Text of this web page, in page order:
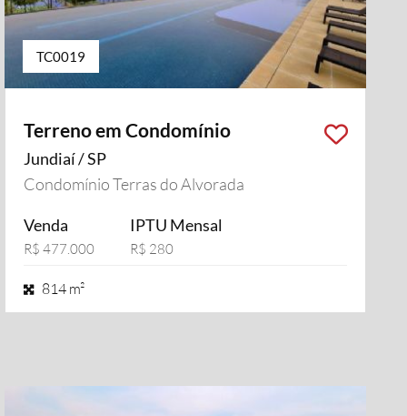
TC0019
Terreno em Condomínio
Jundiaí / SP
Condomínio Terras do Alvorada
Venda
R$ 477.000
IPTU Mensal
R$ 280
814 m²